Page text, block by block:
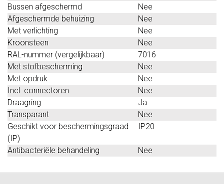
Bussen afgeschermd
Nee
Afgeschermde behuizing
Nee
Met verlichting
Nee
Kroonsteen
Nee
RAL-nummer (vergelijkbaar)
7016
Met stofbescherming
Nee
Met opdruk
Nee
Incl. connectoren
Nee
Draagring
Ja
Transparant
Nee
Geschikt voor beschermingsgraad
(IP)
IP20
Antibacteriële behandeling Nee